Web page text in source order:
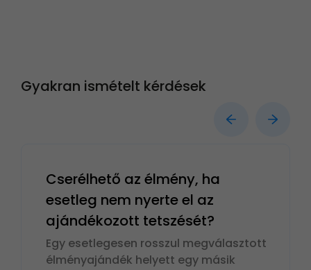
Gyakran ismételt kérdések
Cserélhető az élmény, ha
esetleg nem nyerte el az
ajándékozott tetszését?
Egy esetlegesen rosszul megválasztott
élményajándék helyett egy másik